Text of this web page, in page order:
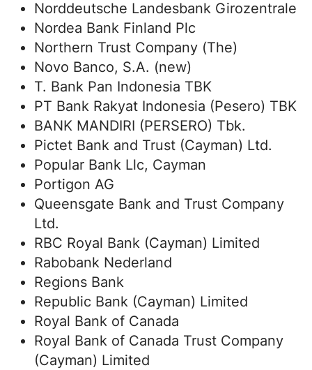
Norddeutsche Landesbank Girozentrale
Nordea Bank Finland Plc
Northern Trust Company (The)
Novo Banco, S.A. (new)
T. Bank Pan Indonesia TBK
PT Bank Rakyat Indonesia (Pesero) TBK
BANK MANDIRI (PERSERO) Tbk.
Pictet Bank and Trust (Cayman) Ltd.
Popular Bank Llc, Cayman
Portigon AG
Queensgate Bank and Trust Company
Ltd.
RBC Royal Bank (Cayman) Limited
Rabobank Nederland
Regions Bank
Republic Bank (Cayman) Limited
Royal Bank of Canada
Royal Bank of Canada Trust Company
(Cayman) Limited